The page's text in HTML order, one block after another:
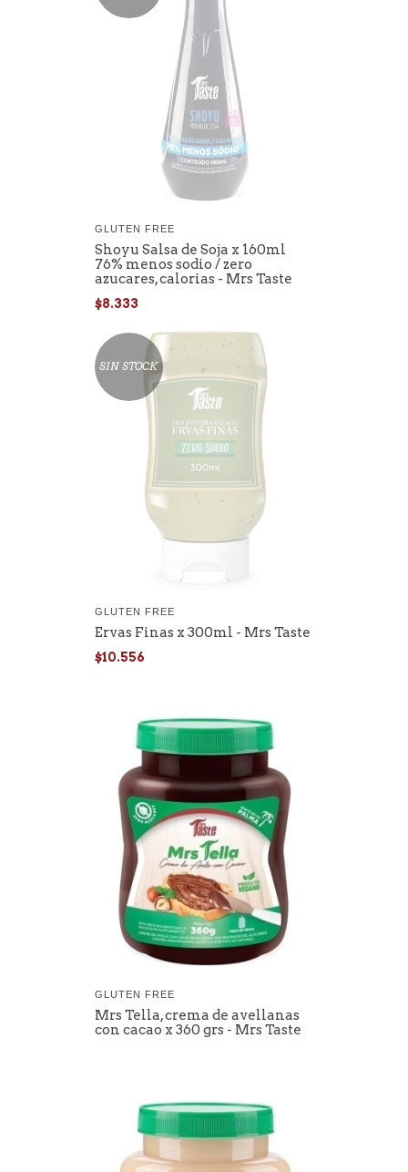
GLUTEN FREE
Shoyu Salsa de Soja x 160ml
76% menos sodio / zero
azucares, calorias - Mrs Taste
$8.333
SIN STOCK
GLUTEN FREE
Ervas Finas x 300ml - Mrs Taste
$10.556
GLUTEN FREE
Mrs Tella, crema de avellanas
con cacao x 360 grs - Mrs Taste